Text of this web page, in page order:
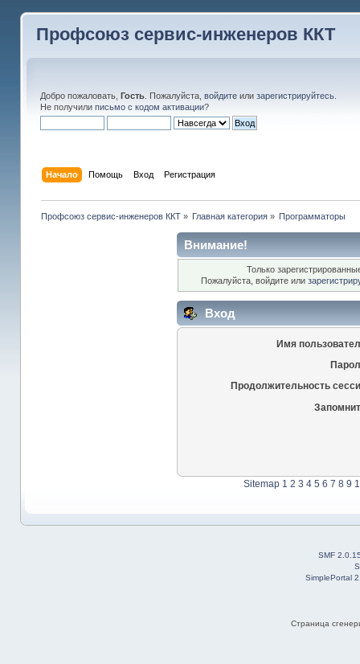
Профсоюз сервис-инженеров ККТ
Добро пожаловать, Гость. Пожалуйста, войдитеили зарегистрируйтесь.
Не получили письмо с кодом активации?
Начало Помощь Вход Регистрация
Профсоюз сервис-инженеров ККТ» Главная категория » Программаторы
Внимание!
Только
Пожалуйста, войдите или
Вход
Имя
Продолжительность
Sitemap 1 2 3 4 5 6 7 8 9
SMF
SimplePortal
Страница